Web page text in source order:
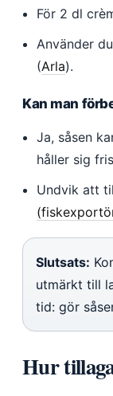
För 2 dl
Använder
(Arla).
Kan man
Ja, såsen
håller sig
Undvik att
Slutsats:
utmärkt till
tid: gör
Hur